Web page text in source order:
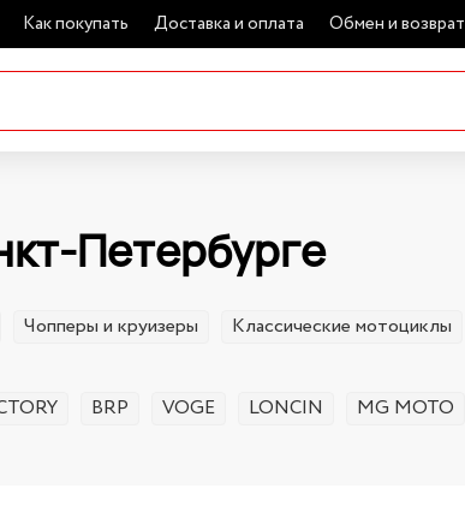
Как покупать Доставка и оплата Обмен и возврат
Петербурге
Чопперы и круизеры Классические мотоциклы
BRP VOGE LONCIN MG MOTO